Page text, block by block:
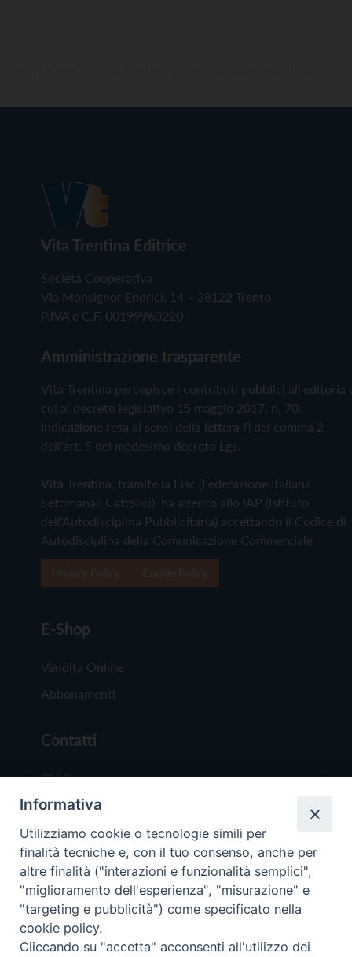
Vita Trentina Editrice
Società Cooperativa
Via Monsignor Endrici, 14 – 38122 Trento
P.IVA e C.F. 00199960220
Amministrazione trasparente
Vita Trentina percepisce i contributi pubblici all'editoria
cui al decreto legislativo 15 maggio 2017, n. 70.
Indicazione resa ai sensi della lettera f) del comma 2
dell'art. 5 del medesimo decreto Lgs.
Vita Trentina, tramite la Fisc (Federazione Italiana
Settimanali Cattolici), ha aderito allo IAP (Istituto
dell'Autodisciplina Pubblicitaria) accettando il Codice di
Autodisciplina della Comunicazione Commerciale
E-Shop
Vendita Online
Abbonamenti
Contatti
Chi Siamo
Redazione
Scrivici
Copyright © 2019 - Tutti i diritti riservati - Vita
Informativa
Utilizziamo cookie o tecnologie simili per
finalità tecniche e, con il tuo consenso, anche per
altre finalità ("interazioni e funzionalità semplici",
"miglioramento dell'esperienza", "misurazione" e
"targeting e pubblicità") come specificato nella
cookie policy.
Cliccando su "accetta" acconsenti all'utilizzo dei